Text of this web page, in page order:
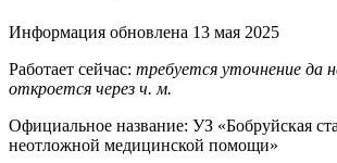
Информация обновлена 13 мая 2025
Работает сейчас: требуется уточнение да
откроется через ч. м.
Официальное название: УЗ «Бобруйская
неотложной медицинской помощи»